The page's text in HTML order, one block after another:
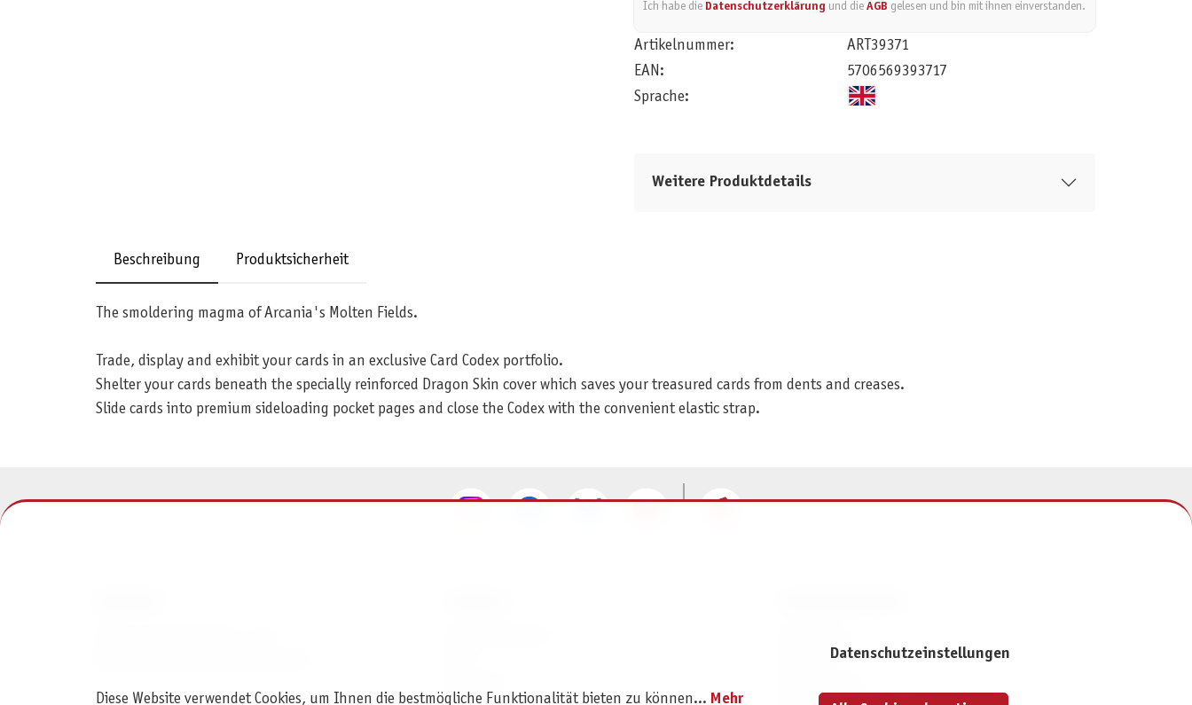
Ich habe die Datenschutzerklärung und dieAGB gelesen und bin mit ihnen einverstanden.
Artikelnummer:
ART39371
EAN:
5706569393717
Sprache:
Weitere Produktdetails
Beschreibung Produktsicherheit
The smoldering magma of Arcania's Molten Fields.
Trade, display and exhibit your cards in an exclusive Card Codex portfolio.
Shelter your cards beneath the specially reinforced Dragon Skin cover which saves your treasured cards from dents and creases.
Slide cards into premium sideloading pocket pages and close the Codex with the convenient elastic strap.
Kontakt
Diese Website verwendet Cookies, um Ihnen die bestmögliche Funktionalität bieten zu können... Mehr
Datenschutzeinstellungen